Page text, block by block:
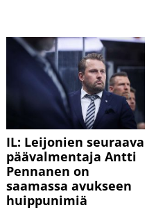
IL: Leijonien seuraava
päävalmentaja Antti
Pennanen on
saamassa avukseen
huippunimiä